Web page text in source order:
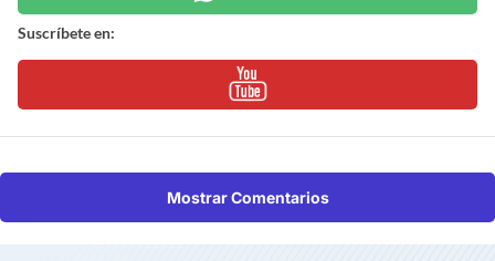
Suscríbete en:
Mostrar Comentarios